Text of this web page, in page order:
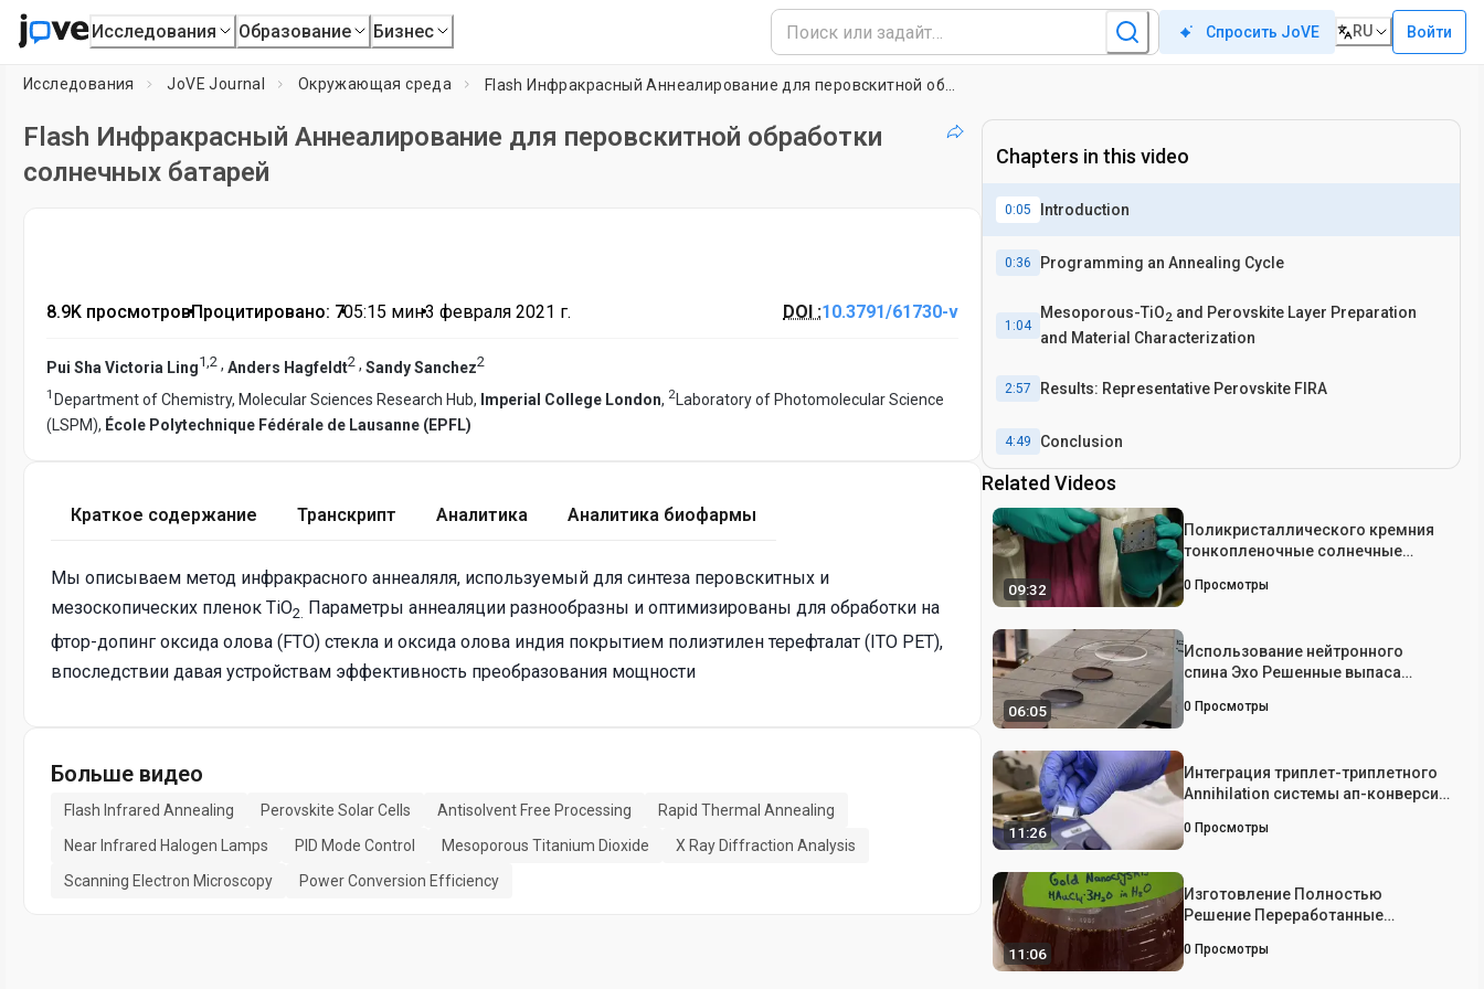
Исследования Образование Бизнес Спросить JoVE RU Войти
Исследования JoVE Journal Окружающая среда
Flash Инфракрасный Аннеалирование для перовскитной обработки
солнечных батарей
8.9K просмотров•Процитировано: 7•05:15 мин•3 февраля 2021 г. DOI :10.3791/61730-v
Pui Sha Victoria Ling1,2 , Anders Hagfeldt2 , Sandy Sanchez2
1 Department of Chemistry, Molecular Sciences Research Hub, Imperial College London, 2Laboratory of Photomolecular Science
(LSPM), École Polytechnique Fédérale de Lausanne (EPFL)
Краткое содержание Транскрипт Аналитика Аналитика биофармы
Мы описываем метод инфракрасного аннеаляля, используемый для синтеза перовскитных и
мезоскопических пленок TiO2. Параметры аннеаляции разнообразны и оптимизированы для обработки на
фтор-допинг оксида олова (FTO) стекла и оксида олова индия покрытием полиэтилен терефталат (ITO PET),
впоследствии давая устройствам эффективность преобразования мощности
Больше видео
Flash Infrared Annealing Perovskite Solar Cells Antisolvent Free Processing
Rapid Thermal Annealing
Near Infrared Halogen Lamps
PID Mode Control Mesoporous Titanium Dioxide
X Ray Diffraction Analysis
Scanning Electron Microscopy
Power Conversion Efficiency
Chapters in this video
0:05 Introduction
0:36 Programming an Annealing Cycle
1:04
Mesoporous-TiO2 and Perovskite Layer Preparation
and Material Characterization
2:57 Results: Representative Perovskite FIRA
4:49 Conclusion
Related Videos
09:32
Поликристаллического кремния
тонкопленочные солнечные
повышенной световой захвата
0 Просмотры
06:05
Использование нейтронного
спина Эхо Решенные выпаса
расследования органических
0 Просмотры
11:26
Интеграция триплет-триплетного
Annihilation системы ап-конверсии
сенсибилизированных красителем
0 Просмотры
11:06
Изготовление Полностью
Решение Переработанные
фотопреобразователей
0 Просмотры